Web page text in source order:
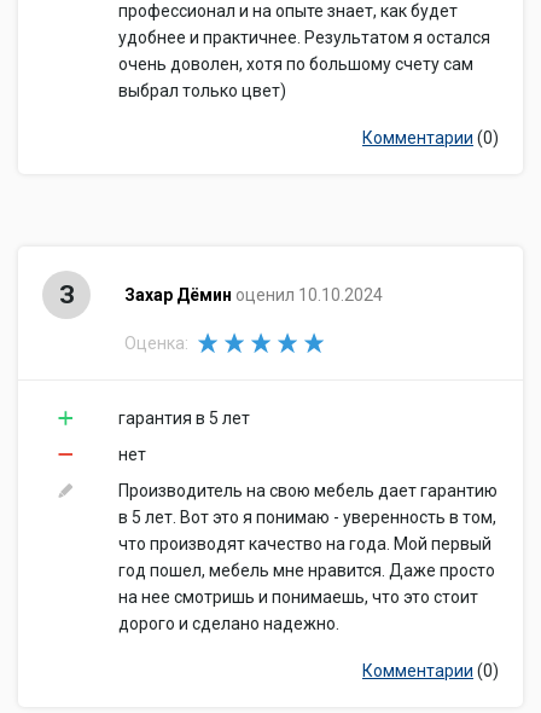
профессионал и на опыте знает, как будет
удобнее и практичнее. Результатом я остался
очень доволен, хотя по большому счету сам
выбрал только цвет)
Комментарии (0)
З Захар Дёмин оценил 10.10.2024
Оценка:
гарантия в 5 лет
нет
Производитель на свою мебель дает гарантию
в 5 лет. Вот это я понимаю - уверенность в том,
что производят качество на года. Мой первый
год пошел, мебель мне нравится. Даже просто
на нее смотришь и понимаешь, что это стоит
дорого и сделано надежно.
Комментарии (0)